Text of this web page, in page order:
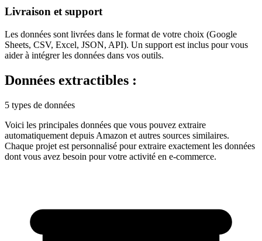
Livraison et support
Les données sont livrées dans le format de votre choix (Google
Sheets, CSV, Excel, JSON, API). Un support est inclus pour vous
aider à intégrer les données dans vos outils.
Données extractibles :
5 types de données
Voici les principales données que vous pouvez extraire
automatiquement depuis Amazon et autres sources similaires.
Chaque projet est personnalisé pour extraire exactement les données
dont vous avez besoin pour votre activité en e-commerce.